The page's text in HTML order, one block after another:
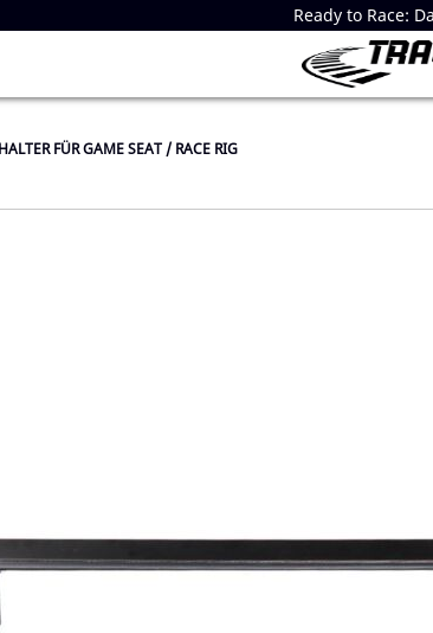
Ready to Race:
FÜR GAME SEAT / RACE RIG